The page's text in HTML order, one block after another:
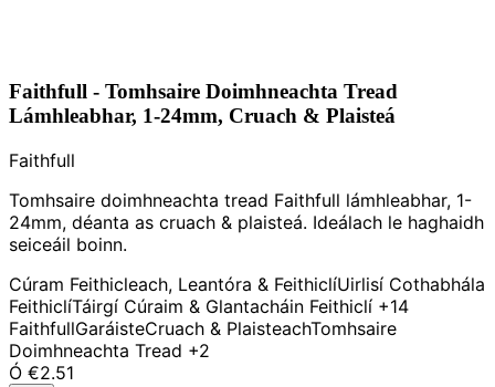
Faithfull - Tomhsaire Doimhneachta Tread
Lámhleabhar, 1-24mm, Cruach & Plaisteá
Faithfull
Tomhsaire doimhneachta tread Faithfull lámhleabhar, 1-
24mm, déanta as cruach & plaisteá. Ideálach le haghaidh
seiceáil boinn.
Cúram Feithicleach, Leantóra & FeithiclíUirlisí Cothabhála
FeithiclíTáirgí Cúraim & Glantacháin Feithiclí +14
FaithfullGaráisteCruach & PlaisteachTomhsaire
Doimhneachta Tread +2
Ó €2.51